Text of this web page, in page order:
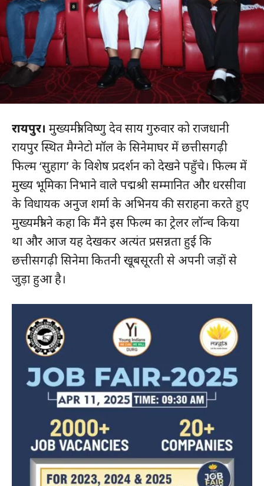
रायपुर। मुख्यमंत्री विष्णु देव साय गुरुवार को राजधानी
रायपुर स्थित मैग्नेटो मॉल के सिनेमाघर में छत्तीसगढ़ी
फिल्म ‘सुहाग’ के विशेष प्रदर्शन को देखने पहुँचे। फिल्म में
मुख्य भूमिका निभाने वाले पद्मश्री सम्मानित और धरसीवा
के विधायक अनुज शर्मा के अभिनय की सराहना करते हुए
मुख्यमंत्री ने कहा कि मैंने इस फिल्म का ट्रेलर लॉन्च किया
था और आज यह देखकर अत्यंत प्रसन्नता हुई कि
छत्तीसगढ़ी सिनेमा कितनी खूबसूरती से अपनी जड़ों से
जुड़ा हुआ है।